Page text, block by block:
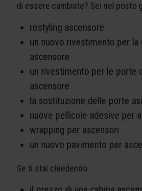
di essere cambiate? Sei nel posto
restyling ascensore
un nuovo rivestimento per la
ascensore
un rivestimento per le porte
ascensore
la sostituzione delle porte
nuove pellicole adesive per
wrapping per ascensori
un nuovo pavimento per
Se ti stai chiedendo: